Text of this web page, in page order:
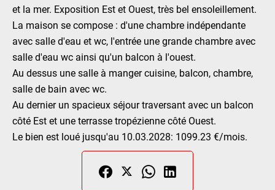
et la mer. Exposition Est et Ouest, très bel ensoleillement.
La maison se compose : d'une chambre indépendante
avec salle d'eau et wc, l'entrée une grande chambre avec
salle d'eau wc ainsi qu'un balcon à l'ouest.
Au dessus une salle à manger cuisine, balcon, chambre,
salle de bain avec wc.
Au dernier un spacieux séjour traversant avec un balcon
côté Est et une terrasse tropézienne côté Ouest.
Le bien est loué jusqu'au 10.03.2028: 1099.23 €/mois.